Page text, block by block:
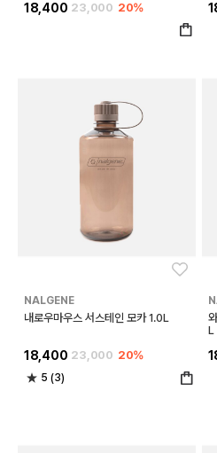
18,400 23,000 20%
NALGENE
내로우마우스 서스테인 모카 1.0L
18,400 23,000 20%
5 (3)
L